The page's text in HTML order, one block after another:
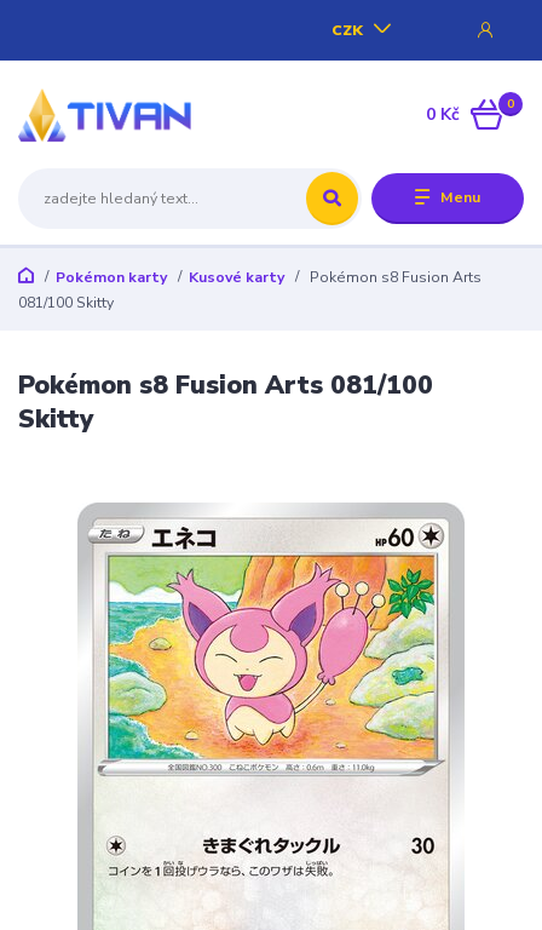
Menu
CZK
0
0 Kč
Pokémon karty Kusové karty
Pokémon s8 Fusion Arts
081/100 Skitty
Pokémon s8 Fusion Arts 081/100
Skitty